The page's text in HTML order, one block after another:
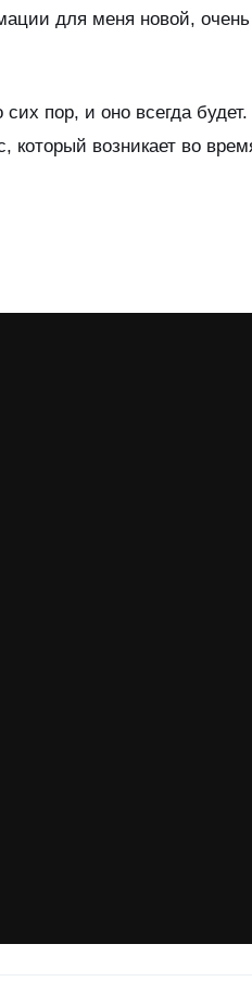
для меня новой,
пор, и оно всегда
возникает во